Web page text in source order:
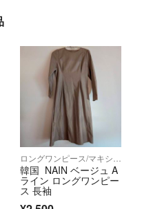
韓国 NAIN ベージュ A
ライン ロングワンピー
ス 長袖